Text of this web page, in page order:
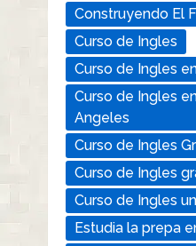
Construyendo El
Curso de Ingles
Curso de Ingles
Curso de Ingles
Angeles
Curso de Ingles
Curso de Ingles
Curso de Ingles
Estudia la prepa